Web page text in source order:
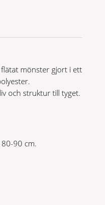
mönster gjort i ett
och struktur till tyget.
90 cm.